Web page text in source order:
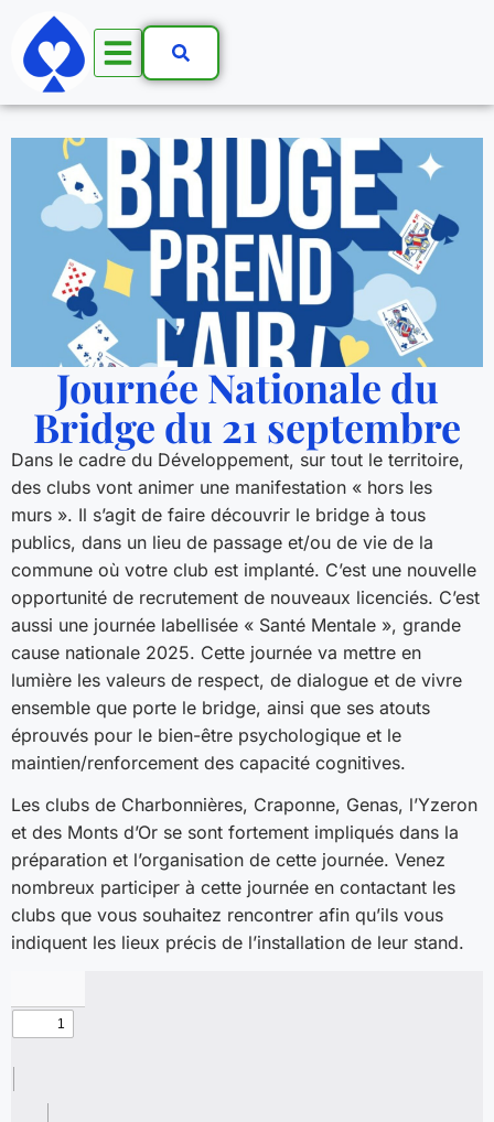
Journée Nationale du
Bridge du 21 septembre
Dans le cadre du Développement, sur tout le territoire,
des clubs vont animer une manifestation « hors les
murs ». Il s’agit de faire découvrir le bridge à tous
publics, dans un lieu de passage et/ou de vie de la
commune où votre club est implanté. C’est une nouvelle
opportunité de recrutement de nouveaux licenciés. C’est
aussi une journée labellisée « Santé Mentale », grande
cause nationale 2025. Cette journée va mettre en
lumière les valeurs de respect, de dialogue et de vivre
ensemble que porte le bridge, ainsi que ses atouts
éprouvés pour le bien-être psychologique et le
maintien/renforcement des capacité cognitives.
Les clubs de Charbonnières, Craponne, Genas, l’Yzeron
et des Monts d’Or se sont fortement impliqués dans la
préparation et l’organisation de cette journée. Venez
nombreux participer à cette journée en contactant les
clubs que vous souhaitez rencontrer afin qu’ils vous
indiquent les lieux précis de l’installation de leur stand.